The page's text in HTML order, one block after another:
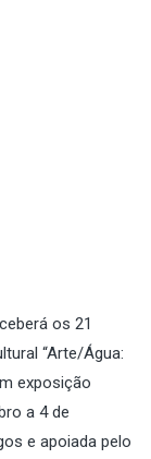
os 21
“Arte/Água:
exposição
a 4 de
e apoiada pelo